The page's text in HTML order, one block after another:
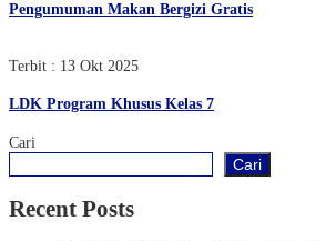
Pengumuman Makan Bergizi Gratis
Terbit : 13 Okt 2025
LDK Program Khusus Kelas 7
Cari
Cari
Recent Posts